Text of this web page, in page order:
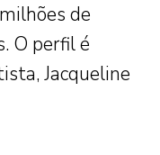
de
O perfil é
Jacqueline